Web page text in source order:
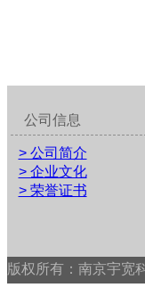
公司信息
> 公司简介
> 企业文化
> 荣誉证书
版权所有：南京宇宽